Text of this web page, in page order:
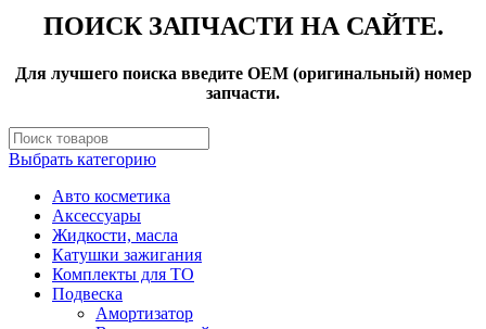
ПОИСК ЗАПЧАСТИ НА САЙТЕ.
Для лучшего поиска введите OEM (оригинальный) номер
запчасти.
Выбрать категорию
Авто косметика
Аксессуары
Жидкости, масла
Катушки зажигания
Комплекты для ТО
Подвеска
Амортизатор